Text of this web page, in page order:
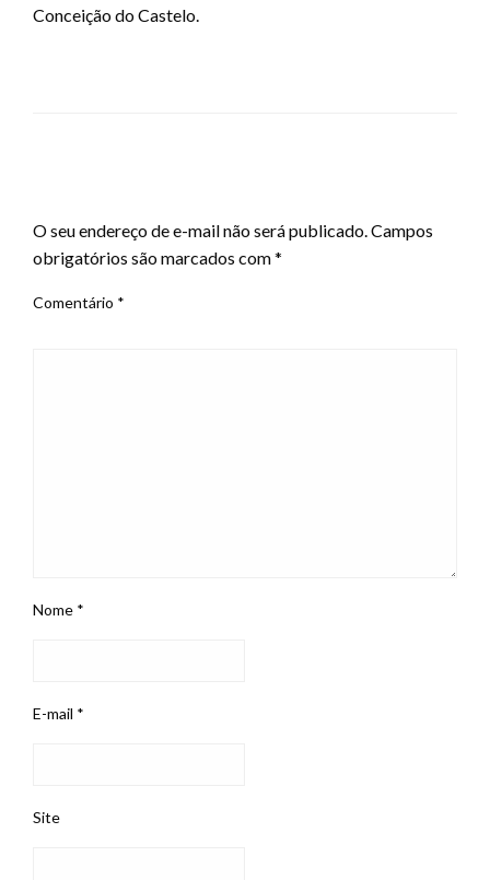
Conceição do Castelo.
O seu endereço de e-mail não será publicado.Campos
obrigatórios são marcados com*
Comentário *
Nome *
E-mail *
Site